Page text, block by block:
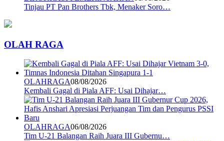
Tinjau PT Pan Brothers Tbk, Menaker Soro…
OLAH RAGA
OLAHRAGA08/08/2026
Kembali Gagal di Piala AFF: Usai Dihajar…
OLAHRAGA06/08/2026
Tim U-21 Balangan Raih Juara III Gubernu…